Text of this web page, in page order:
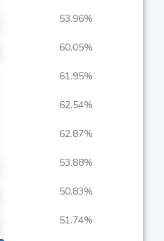
53.96%
60.05%
61.95%
62.54%
62.87%
53.88%
50.83%
51.74%